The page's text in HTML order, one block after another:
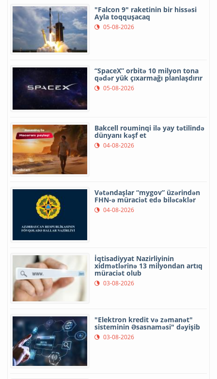
"Falcon 9" raketinin bir hissəsi
Ayla toqquşacaq
05-08-2026
“SpaceX” orbitə 10 milyon tona
qədər yük çıxarmağı planlaşdırır
05-08-2026
Bakcell rouminqi ilə yay tətilində
dünyanı kəşf et
04-08-2026
Vətəndaşlar “mygov” üzərindən
FHN-ə müraciət edə biləcəklər
04-08-2026
İqtisadiyyat Nazirliyinin
xidmətlərinə 13 milyondan artıq
müraciət olub
03-08-2026
"Elektron kredit və zəmanət"
sisteminin Əsasnaməsi" dəyişib
03-08-2026